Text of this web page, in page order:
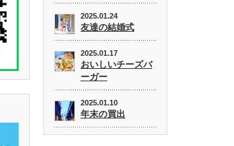
2025.01.24
友達の結婚式
2025.01.17
おいしいチーズバ
ーガー
2025.01.10
年末の買出